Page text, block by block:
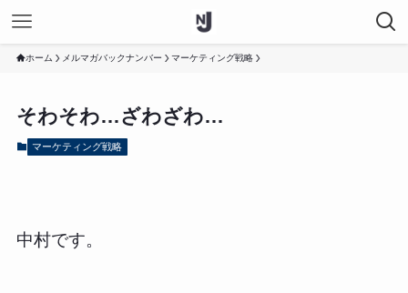
ホーム メルマガバックナンバー マーケティング戦略
そわそわ…ざわざわ…
マーケティング戦略
中村です。